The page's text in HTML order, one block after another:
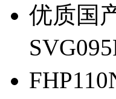
优质国